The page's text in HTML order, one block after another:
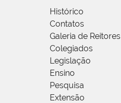
Histórico
Contatos
Galeria de Reitores
Colegiados
Legislação
Ensino
Pesquisa
Extensão